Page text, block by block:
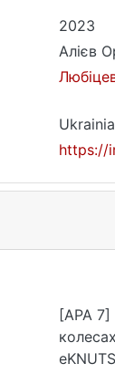
2023
Алієв
https://
[APA 7]